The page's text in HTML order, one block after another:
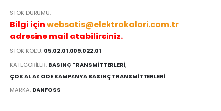
STOK DURUMU:
Bilgi içinwebsatis@elektrokalori.com.tr
adresine mail atabilirsiniz.
STOK KODU: 05.02.01.009.022.01
KATEGORILER: BASINÇ TRANSMİTTERLERİ,
ÇOK AL AZ ÖDE KAMPANYA BASINÇ TRANSMITTERLERI
MARKA: DANFOSS